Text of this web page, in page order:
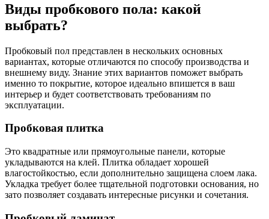
Виды пробкового пола: какой
выбрать?
Пробковый пол представлен в нескольких основных
вариантах, которые отличаются по способу производства и
внешнему виду. Знание этих вариантов поможет выбрать
именно то покрытие, которое идеально впишется в ваш
интерьер и будет соответствовать требованиям по
эксплуатации.
Пробковая плитка
Это квадратные или прямоугольные панели, которые
укладываются на клей. Плитка обладает хорошей
влагостойкостью, если дополнительно защищена слоем лака.
Укладка требует более тщательной подготовки основания, но
зато позволяет создавать интересные рисунки и сочетания.